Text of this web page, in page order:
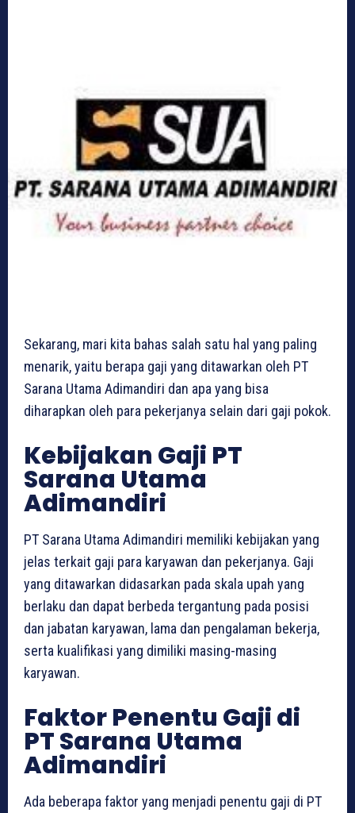
Sekarang, mari kita bahas salah satu hal yang paling
menarik, yaitu berapa gaji yang ditawarkan oleh PT
Sarana Utama Adimandiri dan apa yang bisa
diharapkan oleh para pekerjanya selain dari gaji pokok.
Kebijakan Gaji PT
Sarana Utama
Adimandiri
PT Sarana Utama Adimandiri memiliki kebijakan yang
jelas terkait gaji para karyawan dan pekerjanya. Gaji
yang ditawarkan didasarkan pada skala upah yang
berlaku dan dapat berbeda tergantung pada posisi
dan jabatan karyawan, lama dan pengalaman bekerja,
serta kualifikasi yang dimiliki masing-masing
karyawan.
Faktor Penentu Gaji di
PT Sarana Utama
Adimandiri
Ada beberapa faktor yang menjadi penentu gaji di PT